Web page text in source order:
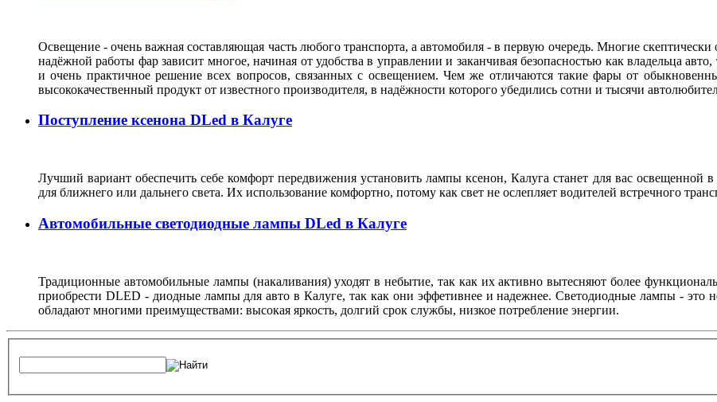
Освещение - очень важная составляющая часть любого транспорта, а автомобиля - в первую очередь. Многие скептически
надёжной работы фар зависит многое, начиная от удобства в управлении и заканчивая безопасностью как владельца
и очень практичное решение всех вопросов, связанных с освещением. Чем же отличаются такие фары от
высококачественный продукт от известного производителя, в надёжности которого убедились сотни и тысячи
Поступление ксенона DLed в Калуге
Лучший вариант обеспечить себе комфорт передвижения установить лампы ксенон, Калуга станет для вас
для ближнего или дальнего света. Их использование комфортно, потому как свет не ослепляет водителей встречного
Автомобильные светодиодные лампы DLed в Калуге
Традиционные автомобильные лампы (накаливания) уходят в небытие, так как их активно вытесняют более
приобрести DLED - диодные лампы для авто в Калуге, так как они эффетивнее и надежнее. Светодиодные лампы - это
обладают многими преимуществами: высокая яркость, долгий срок службы, низкое потребление энергии.